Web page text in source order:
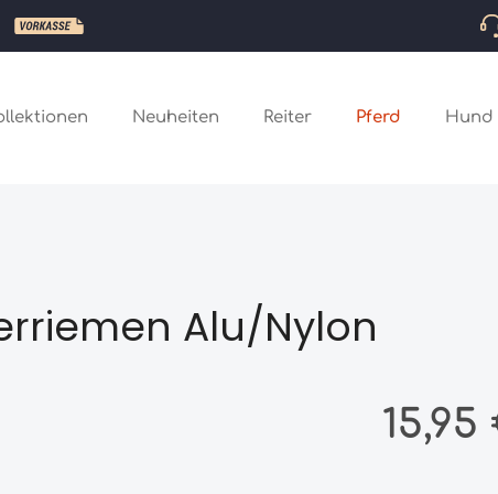
Neuheiten Reiter Pferd Hund
Alu/Nylon
Regulärer
15,95